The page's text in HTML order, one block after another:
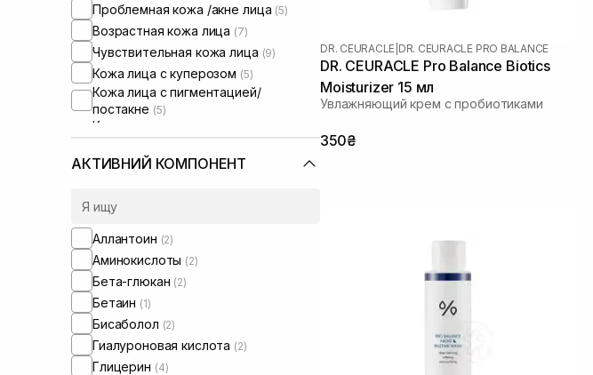
Проблемная кожа /акне лица (5)
Возрастная кожа лица (7)
Чувствительная кожа лица (9)
Кожа лица с куперозом (5)
Кожа лица с пигментацией/
постакне (5)
Кожа лица с расширенными порами
Кожа лица с нарушенным
микробиомом
АКТИВНИЙ КОМПОНЕНТ
Аллантоин (2)
Аминокислоты (2)
Бета-глюкан (2)
Бетаин (1)
Бисаболол (2)
Гиалуроновая кислота (2)
Глицерин (4)
DR. CEURACLE DR. CEURACLE PRO BALANCE
DR. CEURACLE Pro Balance Biotics
Moisturizer 15 мл
Увлажняющий крем с пробиотиками
350₴